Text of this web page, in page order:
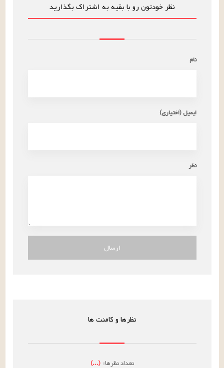
نظر خودتون رو با بقیه به اشتراک بگذارید
نام
ایمیل (اختیاری)
نظر
ارسال
نظرها و کامنت ها
تعداد نظرها: (
...
)